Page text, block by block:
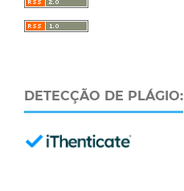
DETECÇÃO DE PLÁGIO: